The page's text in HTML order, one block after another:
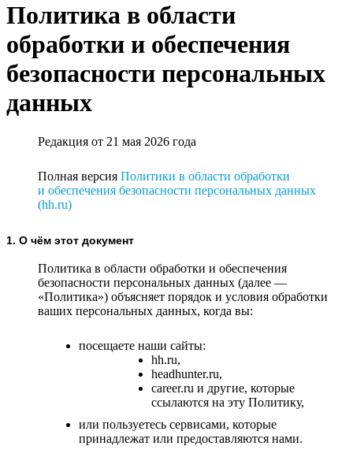
Политика в области
обработки и обеспечения
безопасности персональных
данных
Редакция от 21 мая 2026 года
Полная версия Политики в области обработки
и обеспечения безопасности персональных данных
(hh.ru)
1. О чём этот документ
Политика в области обработки и обеспечения
безопасности персональных данных (далее —
«Политика») объясняет порядок и условия обработки
ваших персональных данных, когда вы:
посещаете наши сайты:
hh.ru,
headhunter.ru,
career.ru и другие, которые
ссылаются на эту Политику,
или пользуетесь сервисами, которые
принадлежат или предоставляются нами.